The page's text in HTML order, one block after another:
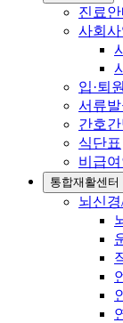
진료안
사회사
입·퇴
서류발
간호
식단표
비급여
통합재활센터
뇌신